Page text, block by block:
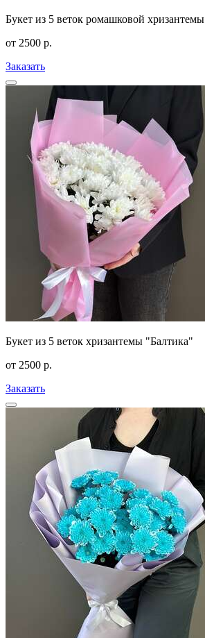
Букет из 5 веток ромашковой хризантемы
от 2500 р.
Заказать
Букет из 5 веток хризантемы "Балтика"
от 2500 р.
Заказать